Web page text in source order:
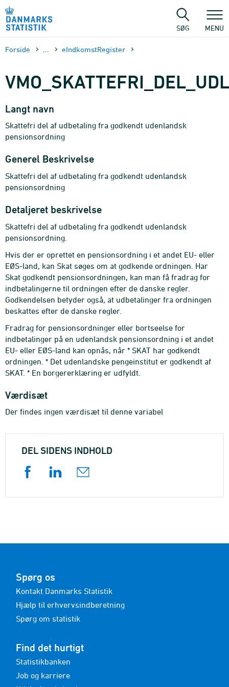
sidens
SØG MENU
Forside eIndkomstRegister
Langt navn
Skattefri del af udbetaling fra godkendt udenlandsk
pensionsordning
Generel Beskrivelse
Skattefri del af udbetaling fra godkendt udenlandsk
pensionsordning
Detaljeret beskrivelse
Skattefri del af udbetaling fra godkendt udenlandsk
pensionsordning.
Hvis der er oprettet en pensionsordning i et andet EU- eller
EØS-land, kan Skat søges om at godkende ordningen. Har
Skat godkendt pensionsordningen, kan man få fradrag for
indbetalingerne til ordningen efter de danske regler.
Godkendelsen betyder også, at udbetalinger fra ordningen
beskattes efter de danske regler.
Fradrag for pensionsordninger eller bortseelse for
indbetalinger på en udenlandsk pensionsordning i et andet
EU- eller EØS-land kan opnås, når * SKAT har godkendt
ordningen. * Det udenlandske pengeinstitut er godkendt af
SKAT. * En borgererklæring er udfyldt.
Værdisæt
Der findes ingen værdisæt til denne variabel
DEL SIDENS INDHOLD
Spørg os
Kontakt Danmarks Statistik
Hjælp til erhvervsindberetning
Spørg om statistik
Find det hurtigt
Statistikbanken
Job og karriere